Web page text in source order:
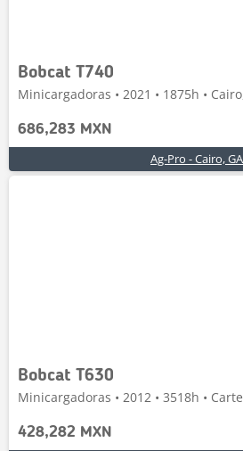
Bobcat T740
Minicargadoras • 2021 • 1875h •
686,283 MXN
Ag-Pro - Cairo, GA
Bobcat T630
Minicargadoras • 2012 • 3518h •
428,282 MXN